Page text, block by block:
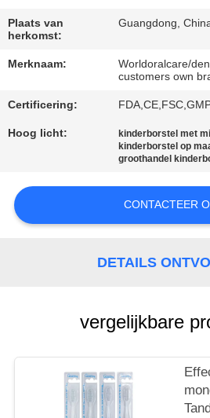
CONTACTEER
VERZOEK
OM
SITEMAP
Plaats van
herkomst:
Guangdong,
Merknaam:
Worldoralcare/
customers own
Certificering:
Hoog licht: kinderborstel met
kinderborstel op
groothandel
CONTACTEER
DETAILS
vergelijkbare